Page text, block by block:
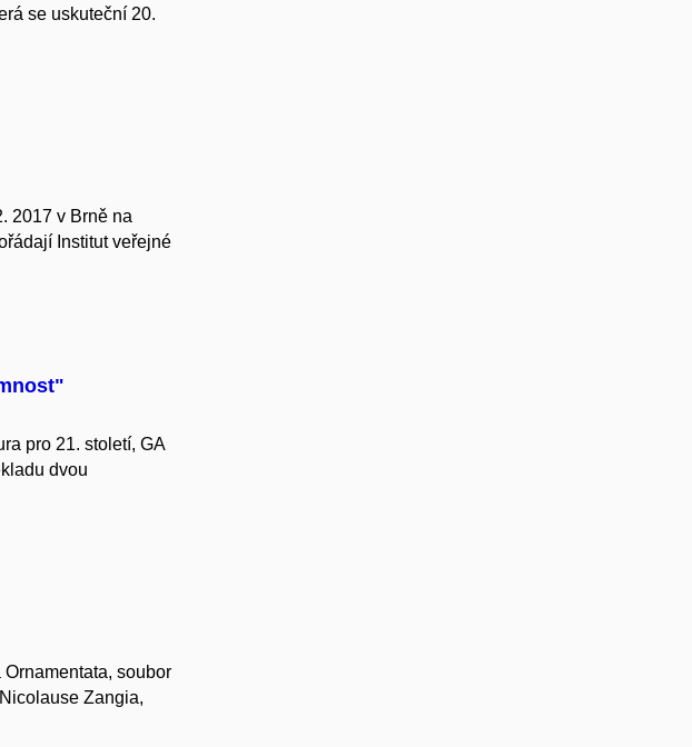
se uskuteční 20.
2017 v Brně na
Institut veřejné
pro 21. století, GA
dvou
soubor
Zangia,